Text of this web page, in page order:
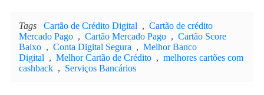
Tags Cartão de Crédito Digital , Cartão de crédito
Mercado Pago , Cartão Mercado Pago , Cartão Score
Baixo , Conta Digital Segura , Melhor Banco
Digital , Melhor Cartão de Crédito , melhores cartões com
cashback , Serviços Bancários